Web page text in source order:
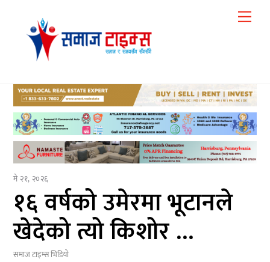
content
मे २१, २०२६
१६ वर्षको उमेरमा भूटानले
खेदेको त्यो किशोर …
समाज टाइम्सभिडियो